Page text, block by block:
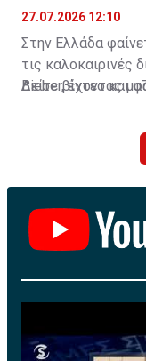
Ελλάδα
27.07.2026 12:10
Στην Ελλάδα
τις καλοκαιρινές
Bieber, έχοντας
στην ευρύτερη
Δείτε βίντεο και